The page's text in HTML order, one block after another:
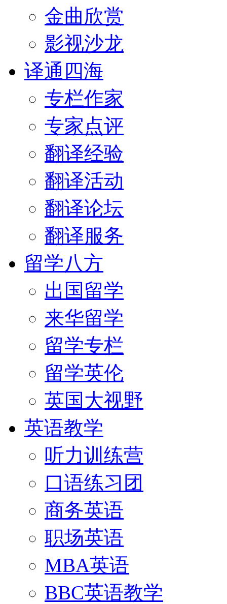
金曲欣赏
影视沙龙
译通四海
专栏作家
专家点评
翻译经验
翻译活动
翻译论坛
翻译服务
留学八方
出国留学
来华留学
留学专栏
留学英伦
英国大视野
英语教学
听力训练营
口语练习团
商务英语
职场英语
MBA英语
BBC英语教学